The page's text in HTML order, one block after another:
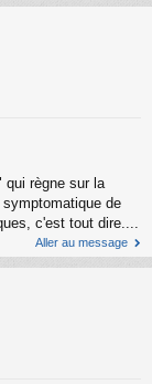
qui règne sur la
de
c'est tout dire....
Aller au message